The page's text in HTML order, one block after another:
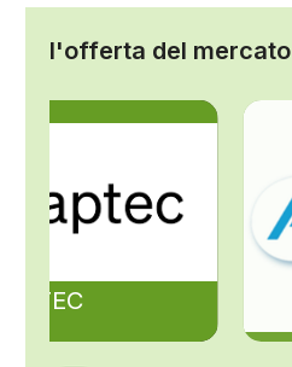
l'offerta del mercato